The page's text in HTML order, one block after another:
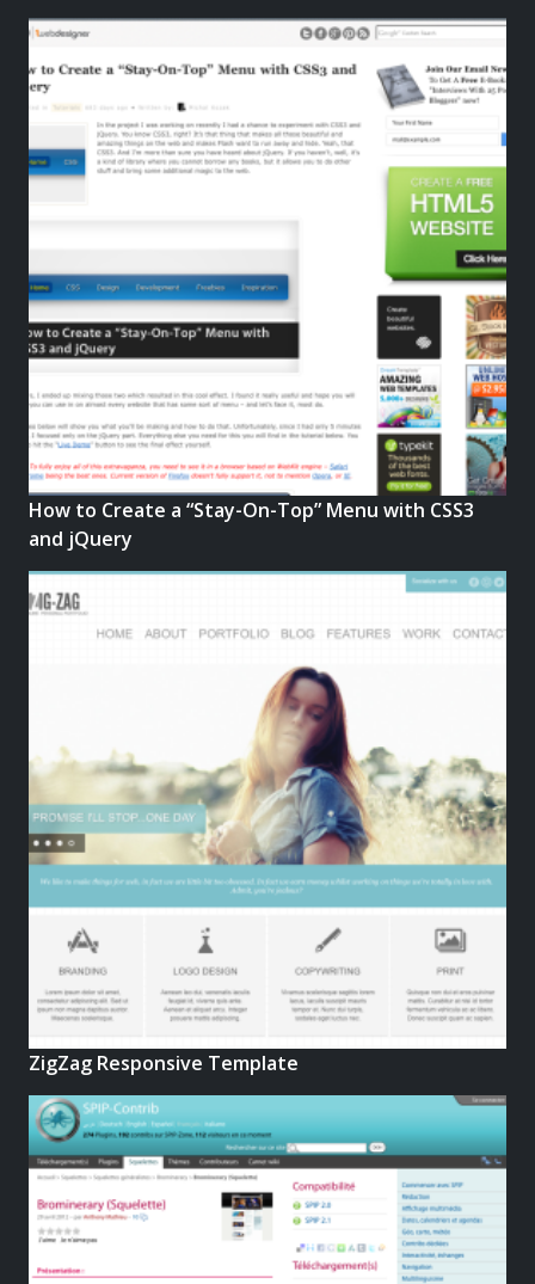
How to Create a “Stay-On-Top” Menu with CSS3
and jQuery
ZigZag Responsive Template